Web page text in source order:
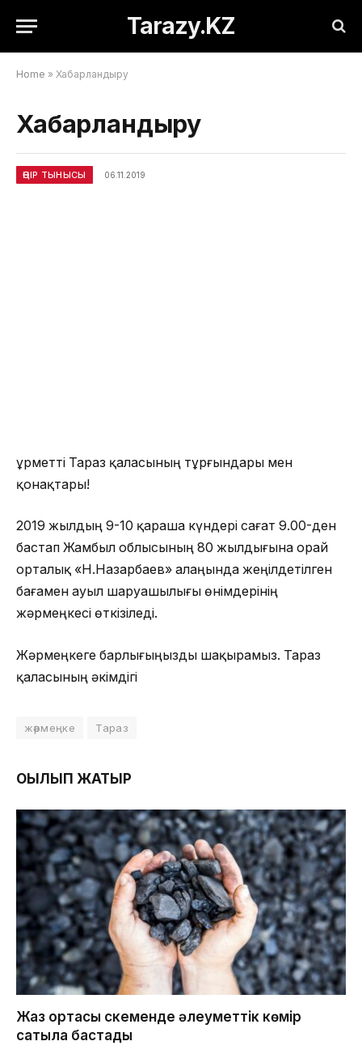
Tarazy.KZ
Home » Хабарландыру
Хабарландыру
ӨҢІР ТЫНЫСЫ 06.11.2019
Құрметті Тараз қаласының тұрғындары мен
қонақтары!
2019 жылдың 9-10 қараша күндері сағат 9.00-ден
бастап Жамбыл облысының 80 жылдығына орай
орталық «Н.Назарбаев» алаңында жеңілдетілген
бағамен ауыл шаруашылығы өнімдерінің
жәрмеңкесі өткізіледі.
Жәрмеңкеге барлығыңызды шақырамыз. Тараз
қаласының әкімдігі
жәрмеңке Тараз
ОҚЫЛЫП ЖАТЫР
Жаз ортасы Өскеменде әлеуметтік көмір
сатыла бастады